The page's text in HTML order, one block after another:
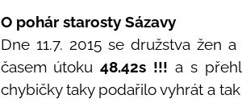
O pohár starosty Sázavy
Dne 11.7. 2015 se družstva žen
časem útoku48.42s !!! a s
chybičky taky podařilo vyhrát a